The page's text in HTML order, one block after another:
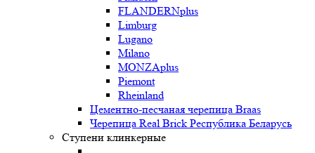
FLANDERNplus
Limburg
Lugano
Milano
MONZAplus
Piemont
Rheinland
Цементно-песчаная черепица Braas
Черепица Real Brick Республика Беларусь
Ступени клинкерные